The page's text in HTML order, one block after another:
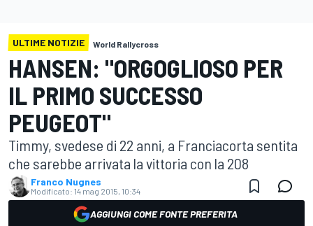
ULTIME NOTIZIE World Rallycross
HANSEN: "ORGOGLIOSO PER
IL PRIMO SUCCESSO
PEUGEOT"
Timmy, svedese di 22 anni, a Franciacorta sentita
che sarebbe arrivata la vittoria con la 208
Franco Nugnes
Modificato: 14 mag 2015, 10:34
AGGIUNGI COME FONTE PREFERITA